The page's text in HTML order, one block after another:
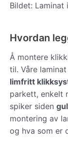
Bildet:
Hvordan
Å montere
til. Våre
limfritt
parkett, enkelt
spiker siden
montering av
og hva som er